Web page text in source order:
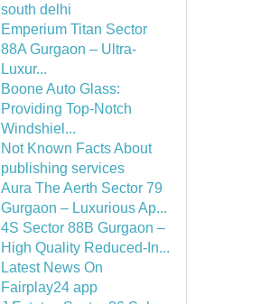
south delhi
Emperium Titan Sector
88A Gurgaon – Ultra-
Luxur...
Boone Auto Glass:
Providing Top-Notch
Windshiel...
Not Known Facts About
publishing services
Aura The Aerth Sector 79
Gurgaon – Luxurious Ap...
4S Sector 88B Gurgaon –
High Quality Reduced-In...
Latest News On
Fairplay24 app